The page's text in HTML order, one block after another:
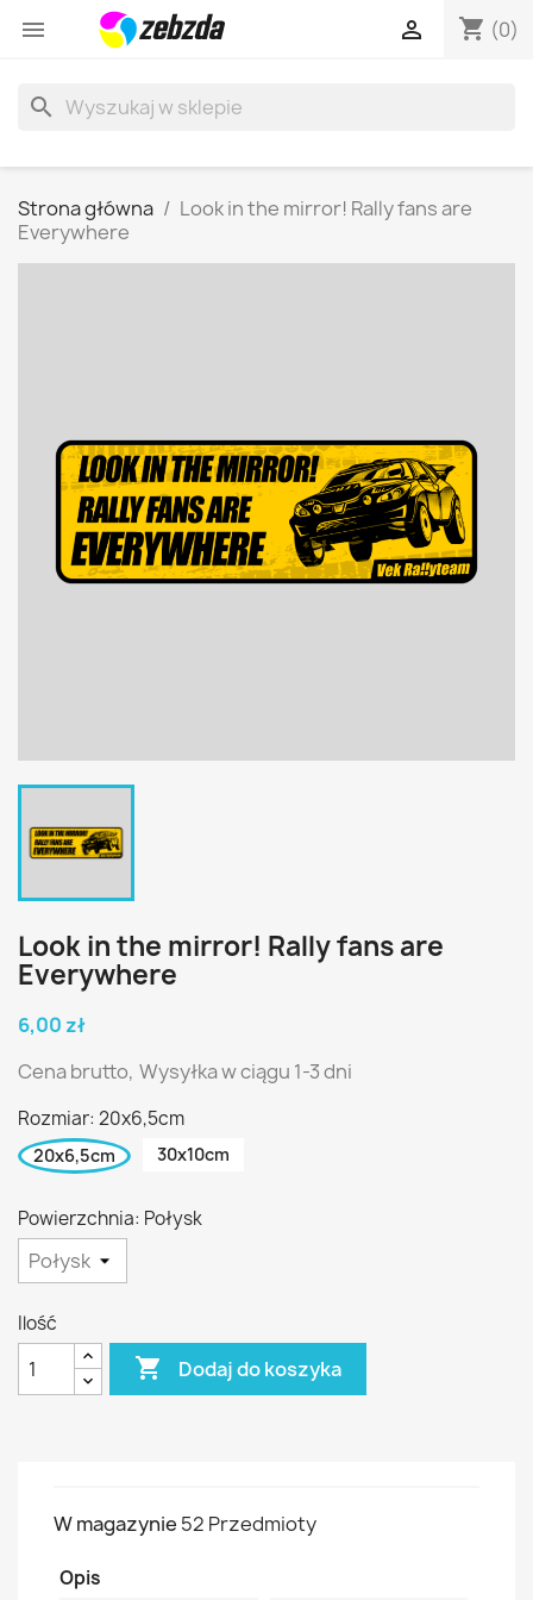
 shopping_cart (0)

search
Strona główna
Look in the mirror! Rally fans are
Everywhere
Look in the mirror! Rally fans are
Everywhere
6,00 zł
Cena brutto, Wysyłka w ciągu 1-3 dni
Rozmiar: 20x6,5cm
20x6,5cm 30x10cm
Powierzchnia: Połysk
Ilość
 Dodaj do koszyka
W magazynie 52 Przedmioty
Opis